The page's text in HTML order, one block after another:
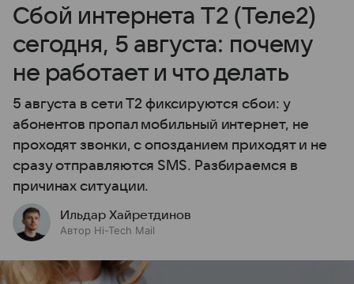
Сбой интернета T2 (Теле2)
сегодня, 5 августа: почему
не работает и что делать
5 августа в сети T2 фиксируются сбои: у
абонентов пропал мобильный интернет, не
проходят звонки, с опозданием приходят и не
сразу отправляются SMS. Разбираемся в
причинах ситуации.
Ильдар Хайретдинов
Автор Hi-Tech Mail